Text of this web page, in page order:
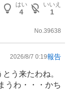
はい
4
いいえ
1
No.39638
2026/8/7 0:19報告
う来たわね。
うわ・・・かち